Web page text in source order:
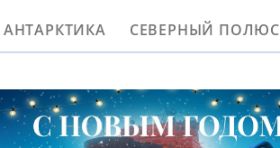
АНТАРКТИКА СЕВЕРНЫЙ ПОЛЮС